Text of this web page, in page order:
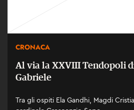
CRONACA
Al via la XXVIII Tendopoli
Gabriele
Tra gli ospiti Ela Gandhi, Magdi